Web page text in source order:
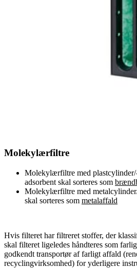
Molekylærfiltre
Molekylærfiltre med
adsorbent skal sorteres som
Molekylærfiltre med
skal sorteres som metalaffald
Hvis filteret har filtreret stoffer, der
skal filteret ligeledes håndteres som
godkendt transportør af farligt affald
recyclingvirksomhed) for yderligere